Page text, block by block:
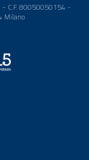
- C.F. 80050050154 -
Milano